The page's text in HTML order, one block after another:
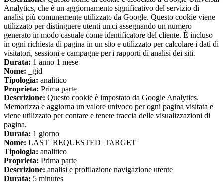
Analytics, che è un aggiornamento significativo del servizio di
analisi più comunemente utilizzato da Google. Questo cookie viene
utilizzato per distinguere utenti unici assegnando un numero
generato in modo casuale come identificatore del cliente. È incluso
in ogni richiesta di pagina in un sito e utilizzato per calcolare i dati di
visitatori, sessioni e campagne per i rapporti di analisi dei siti.
Durata: 1 anno 1 mese
Nome: _gid
Tipologia: analitico
Proprieta: Prima parte
Descrizione: Questo cookie è impostato da Google Analytics.
Memorizza e aggiorna un valore univoco per ogni pagina visitata e
viene utilizzato per contare e tenere traccia delle visualizzazioni di
pagina.
Durata: 1 giorno
Nome: LAST_REQUESTED_TARGET
Tipologia: analitico
Proprieta: Prima parte
Descrizione: analisi e profilazione navigazione utente
Durata: 5 minutes